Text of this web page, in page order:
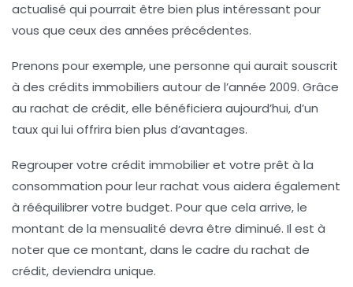
actualisé qui pourrait être bien plus intéressant pour
vous que ceux des années précédentes.
Prenons pour exemple, une personne qui aurait souscrit
à des crédits immobiliers autour de l’année 2009. Grâce
au rachat de crédit, elle bénéficiera aujourd’hui, d’un
taux qui lui offrira bien plus d’avantages.
Regrouper votre crédit immobilier et votre prêt à la
consommation pour leur rachat vous aidera également
à rééquilibrer votre budget. Pour que cela arrive, le
montant de la mensualité devra être diminué. Il est à
noter que ce montant, dans le cadre du rachat de
crédit, deviendra unique.